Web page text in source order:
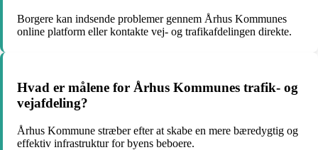
Borgere kan indsende problemer gennem Århus Kommunes
online platform eller kontakte vej- og trafikafdelingen direkte.
Hvad er målene for Århus Kommunes trafik- og
vejafdeling?
Århus Kommune stræber efter at skabe en mere bæredygtig og
effektiv infrastruktur for byens beboere.